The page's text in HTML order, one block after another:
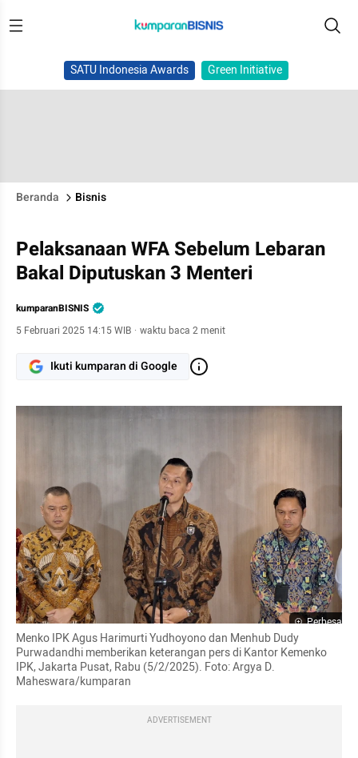
SATU Indonesia Awards Green Initiative
Beranda Bisnis
Pelaksanaan WFA Sebelum Lebaran
Bakal Diputuskan 3 Menteri
kumparanBISNIS
5 Februari 2025 14:15 WIB · waktu baca 2 menit
Ikuti kumparan di Google
Perbesar
Menko IPK Agus Harimurti Yudhoyono dan Menhub Dudy
Purwadandhi memberikan keterangan pers di Kantor Kemenko
IPK, Jakarta Pusat, Rabu (5/2/2025). Foto: Argya D.
Maheswara/kumparan
ADVERTISEMENT